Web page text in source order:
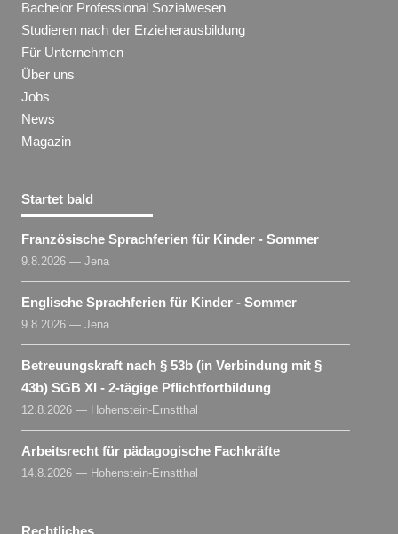
Bachelor Professional Sozialwesen
Studieren nach der Erzieherausbildung
Für Unternehmen
Über uns
Jobs
News
Magazin
Startet bald
Französische Sprachferien für Kinder - Sommer
9.8.2026 — Jena
Englische Sprachferien für Kinder - Sommer
9.8.2026 — Jena
Betreuungskraft nach § 53b (in Verbindung mit §
43b) SGB XI - 2-tägige Pflichtfortbildung
12.8.2026 — Hohenstein-Ernstthal
Arbeitsrecht für pädagogische Fachkräfte
14.8.2026 — Hohenstein-Ernstthal